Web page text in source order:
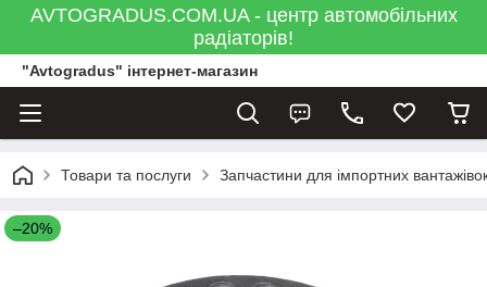
AVTOGRADUS.COM.UA - центр автомобільних
радіаторів!
"Avtogradus" інтернет-магазин
Товари та послуги Запчастини для імпортних
–20%